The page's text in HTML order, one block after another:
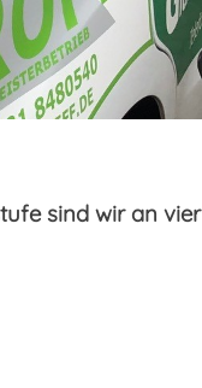
sind wir an vier